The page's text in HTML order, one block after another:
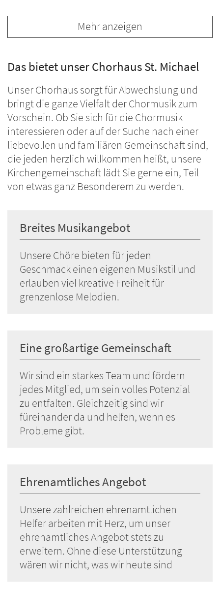
Mehr anzeigen
Das bietet unser Chorhaus St. Michael
Unser Chorhaus sorgt für Abwechslung und
bringt die ganze Vielfalt der Chormusik zum
Vorschein. Ob Sie sich für die Chormusik
interessieren oder auf der Suche nach einer
liebevollen und familiären Gemeinschaft sind,
die jeden herzlich willkommen heißt, unsere
Kirchengemeinschaft lädt Sie gerne ein, Teil
von etwas ganz Besonderem zu werden.
Breites Musikangebot
Unsere Chöre bieten für jeden
Geschmack einen eigenen Musikstil und
erlauben viel kreative Freiheit für
grenzenlose Melodien.
Eine großartige Gemeinschaft
Wir sind ein starkes Team und fördern
jedes Mitglied, um sein volles Potenzial
zu entfalten. Gleichzeitig sind wir
füreinander da und helfen, wenn es
Probleme gibt.
Ehrenamtliches Angebot
Unsere zahlreichen ehrenamtlichen
Helfer arbeiten mit Herz, um unser
ehrenamtliches Angebot stets zu
erweitern. Ohne diese Unterstützung
wären wir nicht, was wir heute sind